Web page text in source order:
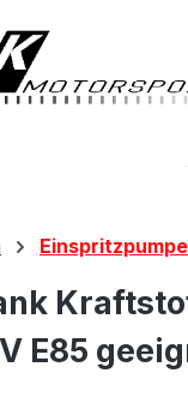
Einspritzpumpe
E85